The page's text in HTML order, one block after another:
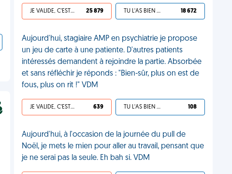
JE VALIDE, C'EST UNE VDM 25 879 TU L'AS BIEN MÉRITÉ 18 672
Aujourd'hui, stagiaire AMP en psychiatrie je propose
un jeu de carte à une patiente. D'autres patients
intéressés demandent à rejoindre la partie. Absorbée
et sans réfléchir je réponds : "Bien-sûr, plus on est de
fous, plus on rit !" VDM
JE VALIDE, C'EST UNE VDM 639 TU L'AS BIEN MÉRITÉ 108
Aujourd'hui, à l'occasion de la journée du pull de
Noël, je mets le mien pour aller au travail, pensant que
je ne serai pas la seule. Eh bah si. VDM